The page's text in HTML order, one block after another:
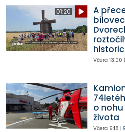
01:20
A
Včera 13:00 |
o nohu
života
Včera 9:18 |